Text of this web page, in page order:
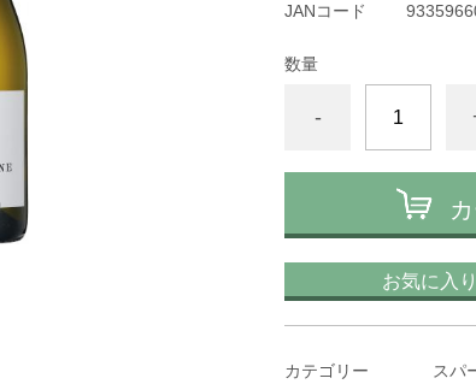
JANコード
数量
-
お気に入
カテゴリー スパ